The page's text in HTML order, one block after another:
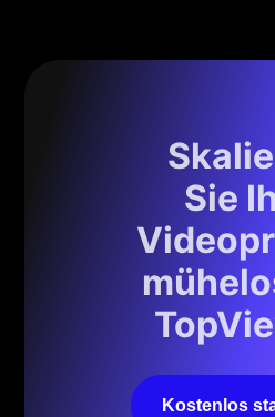
Sie
Kostenlos